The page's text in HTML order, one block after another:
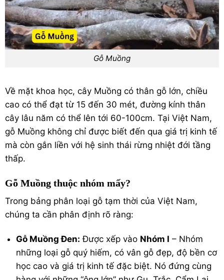
Gỗ Muồng
Về mặt khoa học, cây Muồng có thân gỗ lớn, chiều
cao có thể đạt từ 15 đến 30 mét, đường kính thân
cây lâu năm có thể lên tới 60-100cm. Tại Việt Nam,
gỗ Muồng không chỉ được biết đến qua giá trị kinh tế
mà còn gắn liền với hệ sinh thái rừng nhiệt đới tầng
thấp.
Gỗ Muồng thuộc nhóm mấy?
Trong bảng phân loại gỗ tạm thời của Việt Nam,
chúng ta cần phân định rõ ràng:
Gỗ Muồng Đen: Được xếp vào Nhóm I – Nhóm
những loại gỗ quý hiếm, có vân gỗ đẹp, độ bền cơ
học cao và giá trị kinh tế đặc biệt. Nó đứng cùng